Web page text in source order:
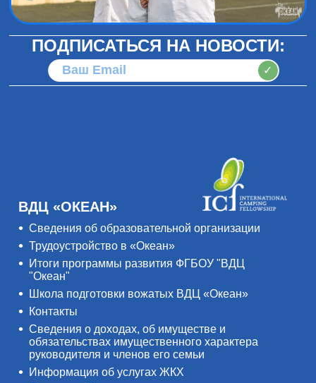
ПОДПИСАТЬСЯ НА НОВОСТИ:
✓
ВДЦ «ОКЕАН»
Сведения об образовательной организации
Трудоустройство в «Океан»
Итоги программы развития ФГБОУ "ВДЦ
"Океан"
Школа подготовки вожатых ВДЦ «Океан»
Контакты
Сведения о доходах, об имуществе и
обязательствах имущественного характера
руководителя и членов его семьи
Информация об услугах ЖКХ